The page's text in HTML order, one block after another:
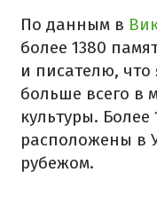
По данным в
более 1380
и писателю, что
больше всего в
культуры.
расположены в
рубежом.